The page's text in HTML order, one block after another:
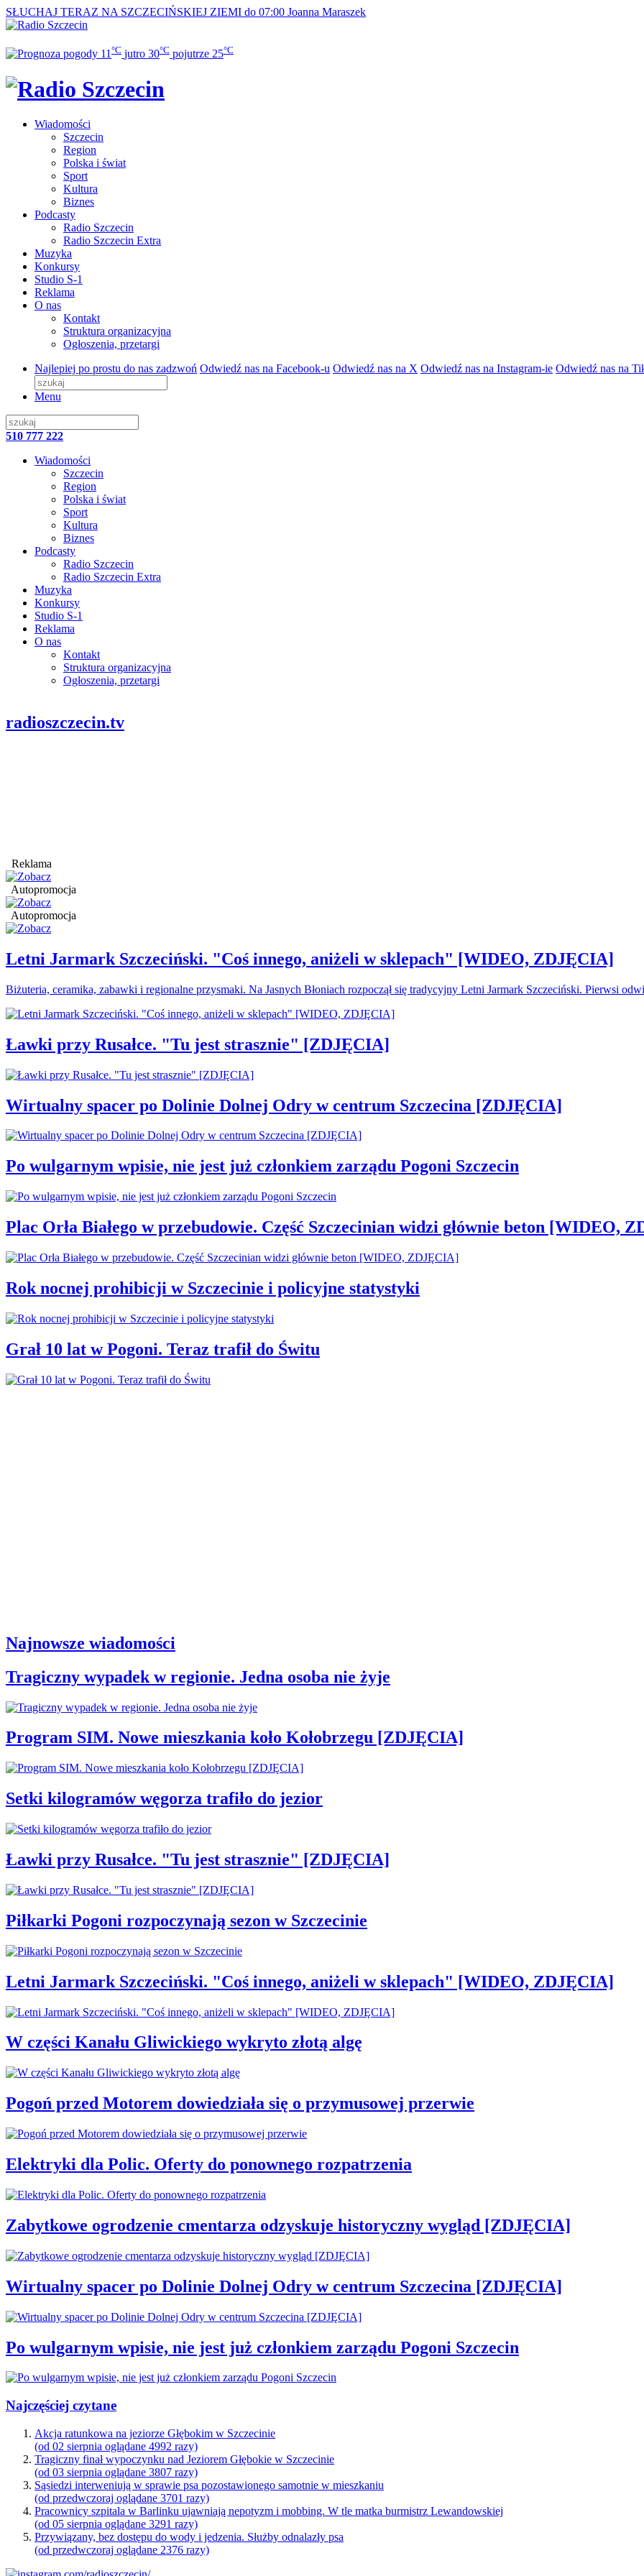
SŁUCHAJ TERAZ NA SZCZECIŃSKIEJ ZIEMI do 07:00 Joanna Maraszek
11 °C jutro 30°C pojutrze 25°C
Wiadomości
Szczecin
Region
Polska i świat
Sport
Kultura
Biznes
Podcasty
Radio Szczecin
Radio Szczecin Extra
Muzyka
Konkursy
Studio S-1
Reklama
O nas
Kontakt
Struktura organizacyjna
Ogłoszenia, przetargi
Najlepiej po prostu do nas zadzwoń Odwiedź nas na Facebook-u Odwiedź nas na X Odwiedź nas na Instagram-ie Odwiedź nas na
Menu
510 777 222
Wiadomości
Szczecin
Region
Polska i świat
Sport
Kultura
Biznes
Podcasty
Radio Szczecin
Radio Szczecin Extra
Muzyka
Konkursy
Studio S-1
Reklama
O nas
Kontakt
Struktura organizacyjna
Ogłoszenia, przetargi
radioszczecin.tv
Reklama
Autopromocja
Autopromocja
Letni Jarmark Szczeciński. "Coś innego, aniżeli w sklepach" [WIDEO, ZDJĘCIA]
Biżuteria, ceramika, zabawki i regionalne przysmaki. Na Jasnych Błoniach rozpoczął się tradycyjny Letni Jarmark Szczeciński. Pierwsi
Ławki przy Rusałce. "Tu jest strasznie" [ZDJĘCIA]
Wirtualny spacer po Dolinie Dolnej Odry w centrum Szczecina [ZDJĘCIA]
Po wulgarnym wpisie, nie jest już członkiem zarządu Pogoni Szczecin
Plac Orła Białego w przebudowie. Część Szczecinian widzi głównie beton [WIDEO,
Rok nocnej prohibicji w Szczecinie i policyjne statystyki
Grał 10 lat w Pogoni. Teraz trafił do Świtu
Najnowsze wiadomości
Tragiczny wypadek w regionie. Jedna osoba nie żyje
Program SIM. Nowe mieszkania koło Kołobrzegu [ZDJĘCIA]
Setki kilogramów węgorza trafiło do jezior
Ławki przy Rusałce. "Tu jest strasznie" [ZDJĘCIA]
Piłkarki Pogoni rozpoczynają sezon w Szczecinie
Letni Jarmark Szczeciński. "Coś innego, aniżeli w sklepach" [WIDEO, ZDJĘCIA]
W części Kanału Gliwickiego wykryto złotą algę
Pogoń przed Motorem dowiedziała się o przymusowej przerwie
Elektryki dla Polic. Oferty do ponownego rozpatrzenia
Zabytkowe ogrodzenie cmentarza odzyskuje historyczny wygląd [ZDJĘCIA]
Wirtualny spacer po Dolinie Dolnej Odry w centrum Szczecina [ZDJĘCIA]
Po wulgarnym wpisie, nie jest już członkiem zarządu Pogoni Szczecin
Najczęściej czytane
Akcja ratunkowa na jeziorze Głębokim w Szczecinie
(od 02 sierpnia oglądane 4992 razy)
Tragiczny finał wypoczynku nad Jeziorem Głębokie w Szczecinie
(od 03 sierpnia oglądane 3807 razy)
Sąsiedzi interweniują w sprawie psa pozostawionego samotnie w mieszkaniu
(od przedwczoraj oglądane 3701 razy)
Pracownicy szpitala w Barlinku ujawniają nepotyzm i mobbing. W tle matka burmistrz Lewandowskiej
(od 05 sierpnia oglądane 3291 razy)
Przywiązany, bez dostępu do wody i jedzenia. Służby odnalazły psa
(od przedwczoraj oglądane 2376 razy)